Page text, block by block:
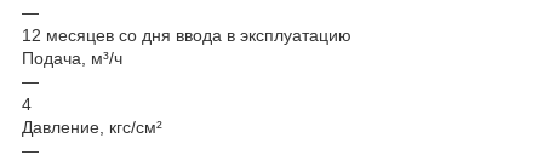
—
12 месяцев со дня ввода в эксплуатацию
Подача, м³/ч
—
4
Давление, кгс/см²
—